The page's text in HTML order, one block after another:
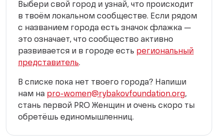
Выбери свой город и узнай, что происходит
в твоём локальном сообществе. Если рядом
с названием города есть значок флажка —
это означает, что сообщество активно
развивается и в городе есть региональный
представитель.
В списке пока нет твоего города? Напиши
нам на pro-women@rybakovfoundation.org,
стань первой PRO Женщин и очень скоро ты
обретёшь единомышленниц.